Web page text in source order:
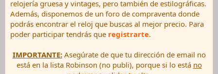
relojería gruesa y vintages, pero también de estilográficas.
Además, disponemos de un foro de compraventa donde
podrás encontrar el reloj que buscas al mejor precio. Para
poder participar tendrás que registrarte.
IMPORTANTE:Asegúrate de que tu dirección de email no
está en la lista Robinson (no publi), porque si lo está no